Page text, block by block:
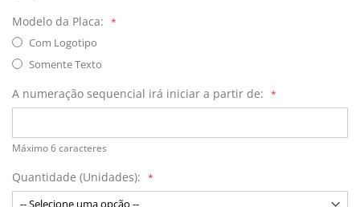
Modelo da Placa:
Com Logotipo
Somente Texto
A numeração sequencial irá iniciar a partir de:
Máximo 6 caracteres
Quantidade (Unidades):